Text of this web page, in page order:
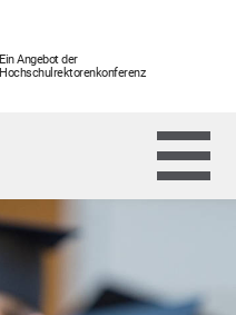
Ein Angebot der
Hochschulrektorenkonferenz